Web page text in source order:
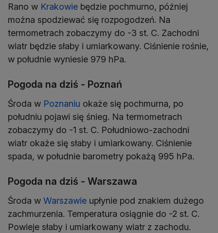
Rano w Krakowie będzie pochmurno, później
można spodziewać się rozpogodzeń. Na
termometrach zobaczymy do -3 st. C. Zachodni
wiatr będzie słaby i umiarkowany. Ciśnienie rośnie,
w południe wyniesie 979 hPa.
Pogoda na dziś - Poznań
Środa w Poznaniu okaże się pochmurna, po
południu pojawi się śnieg. Na termometrach
zobaczymy do -1 st. C. Południowo-zachodni
wiatr okaże się słaby i umiarkowany. Ciśnienie
spada, w południe barometry pokażą 995 hPa.
Pogoda na dziś - Warszawa
Środa w Warszawie upłynie pod znakiem dużego
zachmurzenia. Temperatura osiągnie do -2 st. C.
Powieje słaby i umiarkowany wiatr z zachodu.